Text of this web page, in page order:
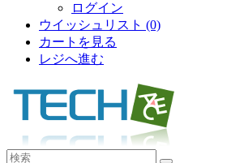
ログイン
ウイッシュリスト (0)
カートを見る
レジへ進む